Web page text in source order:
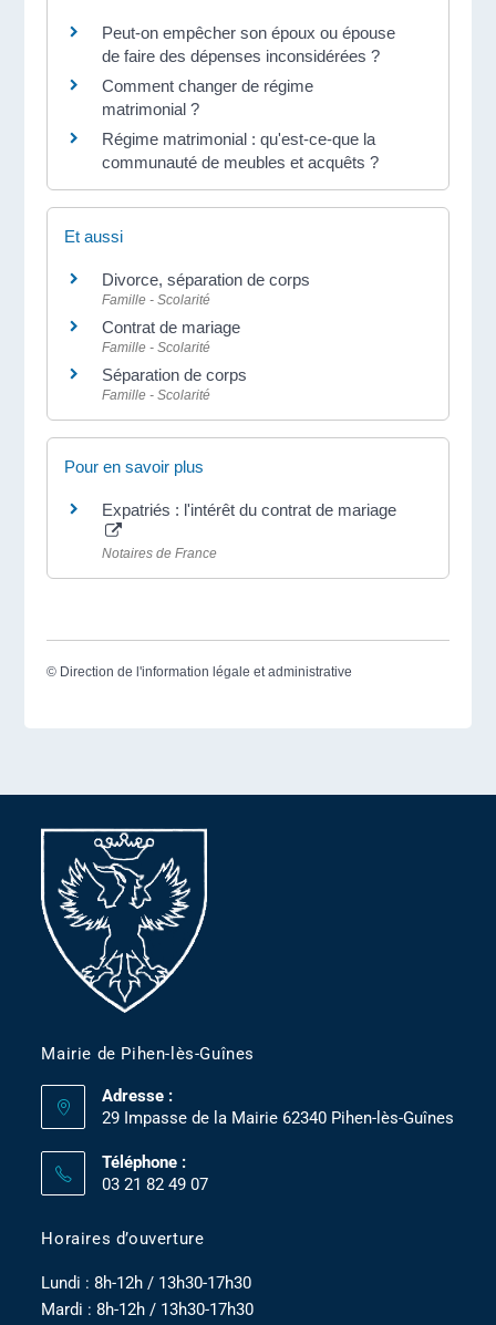
Peut-on empêcher son époux ou épouse
de faire des dépenses inconsidérées ?
Comment changer de régime
matrimonial ?
Régime matrimonial : qu'est-ce-que la
communauté de meubles et acquêts ?
Et aussi
Divorce, séparation de corps
Famille - Scolarité
Contrat de mariage
Famille - Scolarité
Séparation de corps
Famille - Scolarité
Pour en savoir plus
Expatriés : l'intérêt du contrat de mariage
Notaires de France
© Direction de l'information légale et administrative
Mairie de Pihen-lès-Guînes
Adresse :
29 Impasse de la Mairie 62340 Pihen-lès-Guînes
Téléphone :
03 21 82 49 07
Horaires d’ouverture
Lundi : 8h-12h / 13h30-17h30
Mardi : 8h-12h / 13h30-17h30